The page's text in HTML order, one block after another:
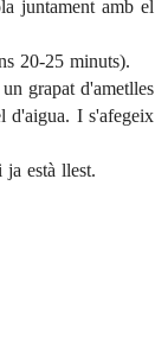
juntament amb el
20-25 minuts).
grapat d'ametlles
d'aigua. I s'afegeix
està llest.